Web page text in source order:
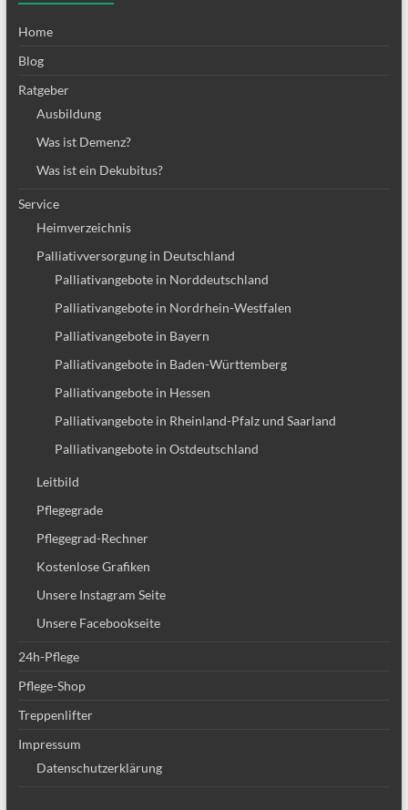
Home
Blog
Ratgeber
Ausbildung
Was ist Demenz?
Was ist ein Dekubitus?
Service
Heimverzeichnis
Palliativversorgung in Deutschland
Palliativangebote in Norddeutschland
Palliativangebote in Nordrhein-Westfalen
Palliativangebote in Bayern
Palliativangebote in Baden-Württemberg
Palliativangebote in Hessen
Palliativangebote in Rheinland-Pfalz und Saarland
Palliativangebote in Ostdeutschland
Leitbild
Pflegegrade
Pflegegrad-Rechner
Kostenlose Grafiken
Unsere Instagram Seite
Unsere Facebookseite
24h-Pflege
Pflege-Shop
Treppenlifter
Impressum
Datenschutzerklärung